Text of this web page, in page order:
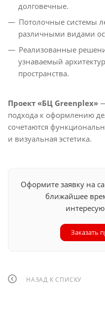
долговечные.
Потолочные системы
различными видами
Реализованные
узнаваемый
пространства.
Проект «БЦ Greenplex»
подхода к оформлению
сочетаются
и визуальная эстетика.
Оформите заявку на
ближайшее
Заказать
НАЗАД К СПИСКУ